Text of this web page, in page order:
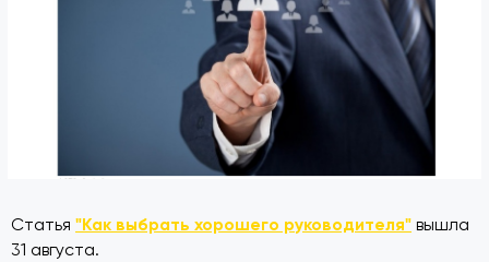
Статья "Как выбрать хорошего руководителя" вышла
31 августа.